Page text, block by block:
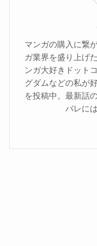
マンガの購入に繋
ガ業界を盛り上げ
ンガ大好きドット
グダムなどの私が
を投稿中。最新話
バレに